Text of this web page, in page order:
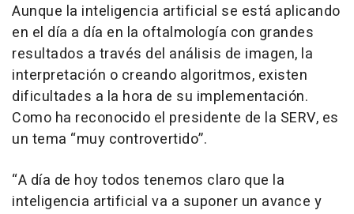
Aunque la inteligencia artificial se está aplicando
en el día a día en la oftalmología con grandes
resultados a través del análisis de imagen, la
interpretación o creando algoritmos, existen
dificultades a la hora de su implementación.
Como ha reconocido el presidente de la SERV, es
un tema “muy controvertido”.
“A día de hoy todos tenemos claro que la
inteligencia artificial va a suponer un avance y